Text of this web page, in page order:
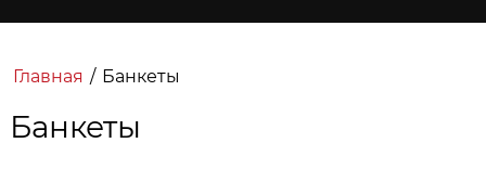
Главная / Банкеты
Банкеты